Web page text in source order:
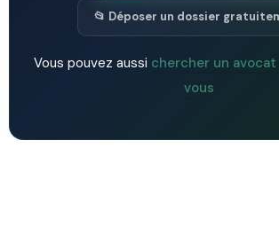
📂 Déposer un dossier
Vous pouvez aussi chercher un
vous